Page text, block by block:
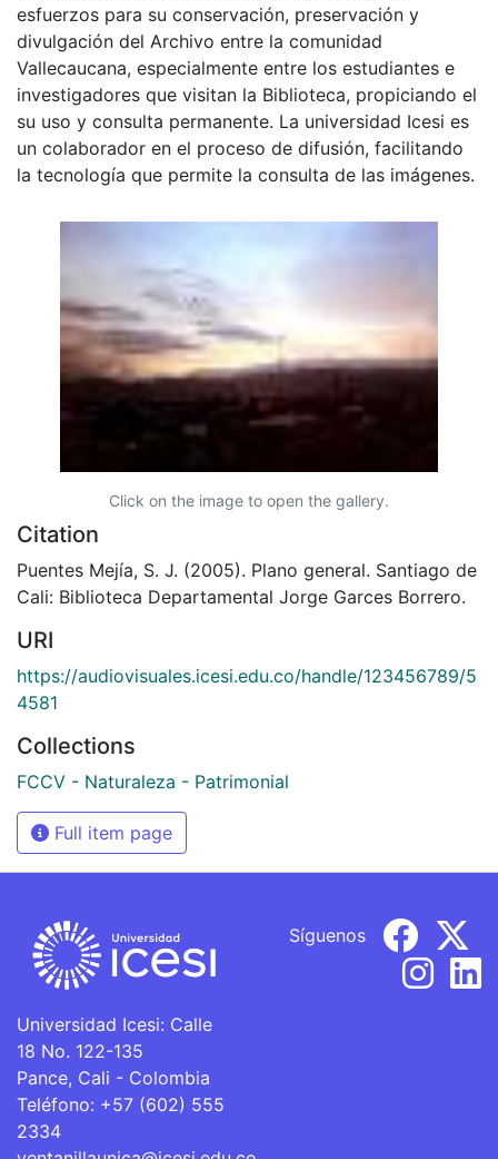
esfuerzos para su conservación, preservación y
divulgación del Archivo entre la comunidad
Vallecaucana, especialmente entre los estudiantes e
investigadores que visitan la Biblioteca, propiciando el
su uso y consulta permanente. La universidad Icesi es
un colaborador en el proceso de difusión, facilitando
la tecnología que permite la consulta de las imágenes.
Click on the image to open the gallery.
Citation
Puentes Mejía, S. J. (2005). Plano general. Santiago de
Cali: Biblioteca Departamental Jorge Garces Borrero.
URI
https://audiovisuales.icesi.edu.co/handle/123456789/5
4581
Collections
FCCV - Naturaleza - Patrimonial
Full item page
Universidad Icesi: Calle
18 No. 122-135
Pance, Cali - Colombia
Teléfono: +57 (602) 555
2334
Síguenos